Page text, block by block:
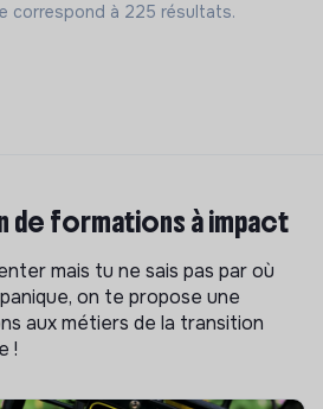
correspond à 225 résultats.
formations à impact
mais tu ne sais pas par où
on te propose une
aux métiers de la transition
!